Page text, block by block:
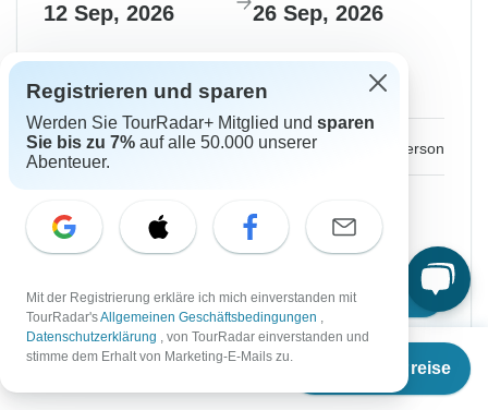
Termine & Preise
12 Sep, 2026 26 Sep, 2026
Englisch
Sehr beliebt
Ab: €3.749 per person
Preis basierend auf privatem Doppelzimmer
Reisetermin wählen
Registrieren und sparen
Werden Sie TourRadar+ Mitglied und sparen
Sie bis zu 7% auf alle 50.000 unserer
Abenteuer.
Mit der Registrierung erkläre ich mich einverstanden mit
TourRadar'sAllgemeinen Geschäftsbedingungen ,
Datenschutzerklärung , von TourRadar einverstanden und
stimme dem Erhalt von Marketing-E-Mails zu.